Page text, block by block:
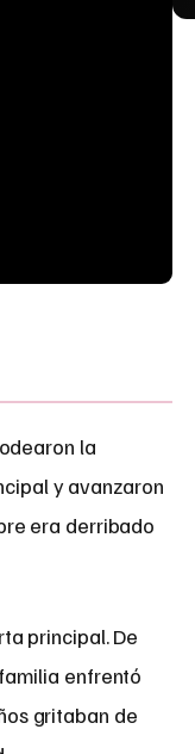
la
y avanzaron
era derribado
principal. De
enfrentó
gritaban de